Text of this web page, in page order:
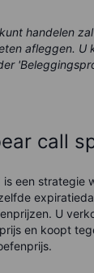
handelen
afleggen. U
call
is een strategie
U
en koopt